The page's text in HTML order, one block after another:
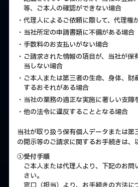
等、ご本人の確認ができない場合
・代理人によるご依頼に際して、代理権
・当社所定の申請書類に不備がある場合
・手数料のお支払いがない場合
・ご請求された情報の項目が、当社が
当しない場合
・ご本人または第三者の生命、身体、
するおそれがある場合
・当社の業務の適正な実施に著しい支
・他の法令に違反することとなる場合
当社が取り扱う保有個人データまたは第
の開示等のご請求に関するお手続きは、
①受付手順
ご本人または代理人より、下記のお
さい。